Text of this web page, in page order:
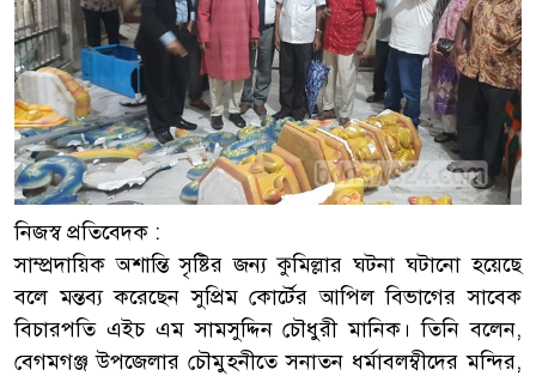
নিজস্ব প্রতিবেদক :
সাম্প্রদায়িক অশান্তি সৃষ্টির জন্য কুমিল্লার ঘটনা ঘটানো হয়েছে
বলে মন্তব্য করেছেন সুপ্রিম কোর্টের আপিল বিভাগের সাবেক
বিচারপতি এইচ এম সামসুদ্দিন চৌধুরী মানিক। তিনি বলেন,
বেগমগঞ্জ উপজেলার চৌমুহনীতে সনাতন ধর্মাবলম্বীদের মন্দির,